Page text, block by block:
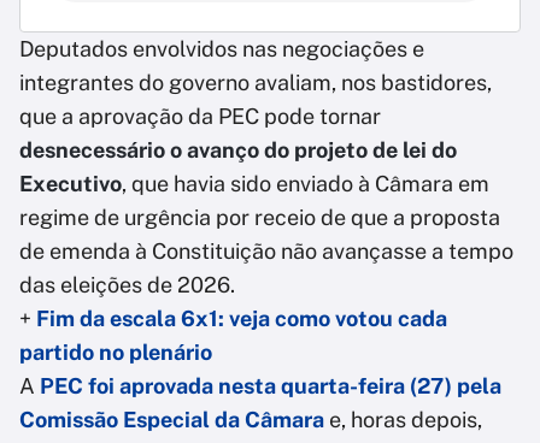
Deputados envolvidos nas negociações e
integrantes do governo avaliam, nos bastidores,
que a aprovação da PEC pode tornar
desnecessário o avanço do projeto de lei do
Executivo, que havia sido enviado à Câmara em
regime de urgência por receio de que a proposta
de emenda à Constituição não avançasse a tempo
das eleições de 2026.
+ Fim da escala 6x1: veja como votou cada
partido no plenário
A PEC foi aprovada nesta quarta-feira (27) pela
Comissão Especial da Câmara e, horas depois,